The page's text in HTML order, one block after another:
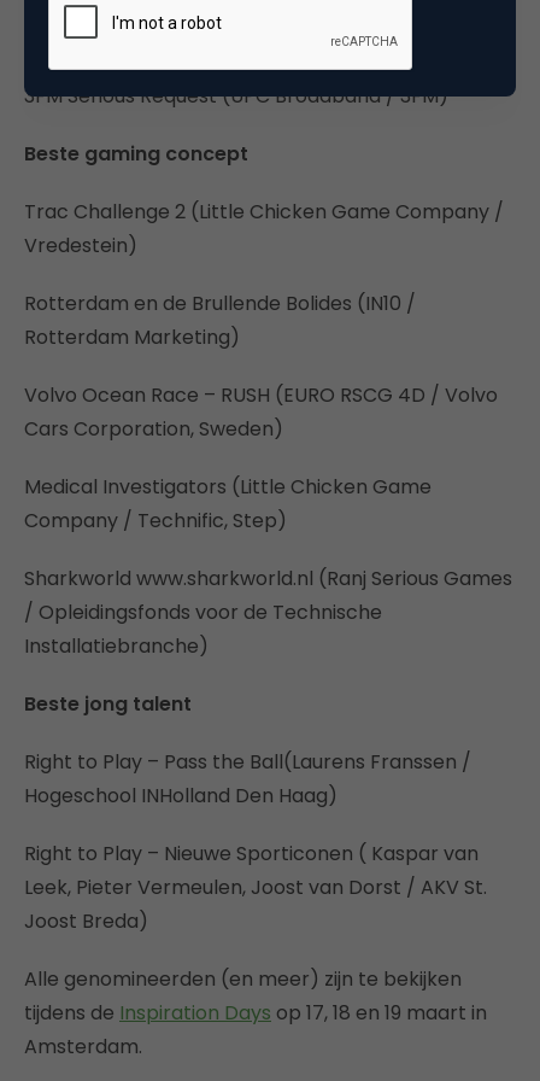
Automobielhandel)
3FM Serious Request (UPC Broadband / 3FM)
Beste gaming concept
Trac Challenge 2 (Little Chicken Game Company /
Vredestein)
Rotterdam en de Brullende Bolides (IN10 /
Rotterdam Marketing)
Volvo Ocean Race – RUSH (EURO RSCG 4D / Volvo
Cars Corporation, Sweden)
Medical Investigators (Little Chicken Game
Company / Technific, Step)
Sharkworld www.sharkworld.nl (Ranj Serious Games
/ Opleidingsfonds voor de Technische
Installatiebranche)
Beste jong talent
Right to Play – Pass the Ball(Laurens Franssen /
Hogeschool INHolland Den Haag)
Right to Play – Nieuwe Sporticonen ( Kaspar van
Leek, Pieter Vermeulen, Joost van Dorst / AKV St.
Joost Breda)
Alle genomineerden (en meer) zijn te bekijken
tijdens de Inspiration Days op 17, 18 en 19 maart in
Amsterdam.